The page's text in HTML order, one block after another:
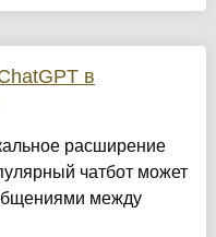
в
расширение
чатбот может
между